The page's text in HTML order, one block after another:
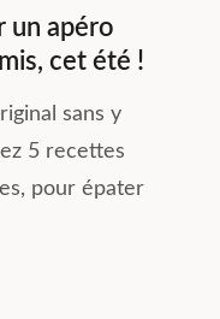
un apéro
cet été !
sans y
5 recettes
pour épater